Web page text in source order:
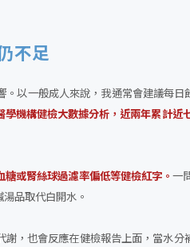
不足
以一般成人來說，我通常會建議每
學機構健檢大數據分析，近兩年累計
或腎絲球過濾率偏低等健檢紅字。一
品取代白開水。
，也會反應在健檢報告上面，當水